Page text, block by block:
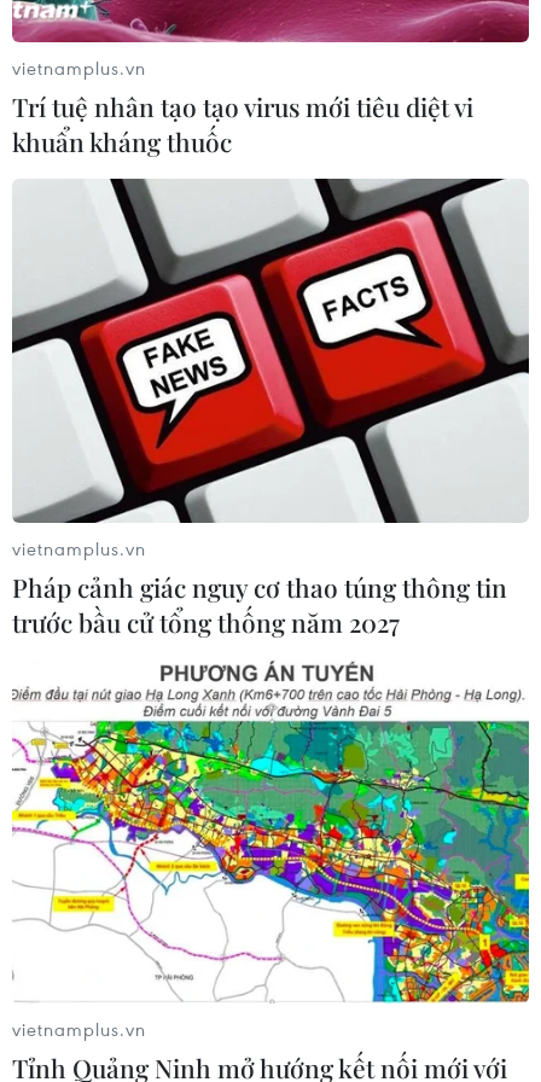
TIN LIÊN QUAN
Tổng cục Thuế không yêu cầu DN cập nhật
thông tin căn cước công dân
17/03/2023 08:08
Tổng cục Thuế khẳng định yêu cầu doanh nghiệp cập
nhật thông tin căn cước công dân là thông báo mạo
danh, là hành vi trái pháp luật, lợi dụng danh nghĩa cơ
quan thuế để trục lợi cá nhân, lừa đảo.
vietnamplus.vn
Trí tuệ nhân tạo tạo virus mới tiêu diệt vi
khuẩn kháng thuốc
vietnamplus.vn
Pháp cảnh giác nguy cơ thao túng thông tin
trước bầu cử tổng thống năm 2027
vietnamplus.vn
Tỉnh Quảng Ninh mở hướng kết nối mới với